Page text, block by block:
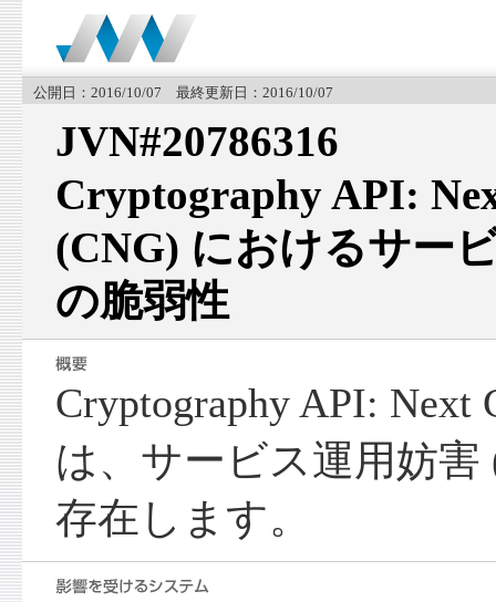
公開日：2016/10/07 最終更新日：2016/10/07
JVN#20786316
Cryptography API:
(CNG) におけるサー
の脆弱性
Cryptography API: Next
は、サービス運用妨害
存在します。